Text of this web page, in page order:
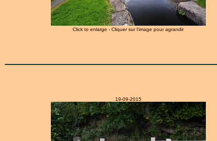
Click to enlarge - Cliquer sur l'image pour agrandir
19-09-2015